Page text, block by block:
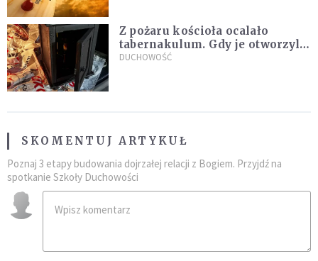
Z pożaru kościoła ocalało
tabernakulum. Gdy je otworzyli,
"zapach świeżego chleba
DUCHOWOŚĆ
SKOMENTUJ ARTYKUŁ
Poznaj 3 etapy budowania dojrzałej relacji z Bogiem. Przyjdź na
spotkanie Szkoły Duchowości